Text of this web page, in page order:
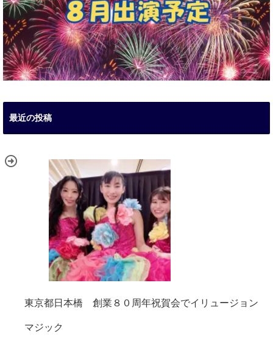
最近の投稿
東京都日本橋 創業８０周年祝賀会でイリュージョン
マジック